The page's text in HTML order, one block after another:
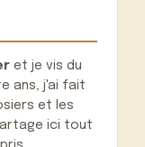
et je vis du
ans, j'ai fait
et les
ici tout